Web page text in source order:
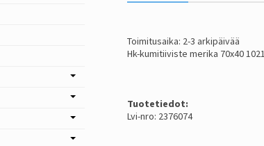
Toimitusaika: 2-3 arkipäivää
Hk-kumitiiviste merika 70x40 1021
Tuotetiedot:
Lvi-nro: 2376074